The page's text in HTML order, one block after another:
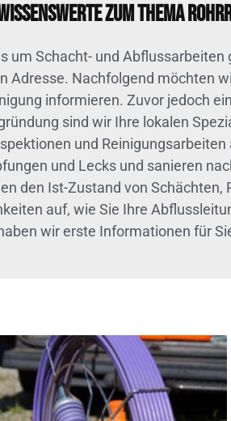
zum Thema
um Schacht- und Abflussarbeiten
Adresse. Nachfolgend möchten
informieren. Zuvor jedoch
sind wir Ihre lokalen
und
und Lecks und sanieren
den Ist-Zustand von Schächten,
auf, wie Sie Ihre
wir erste Informationen für